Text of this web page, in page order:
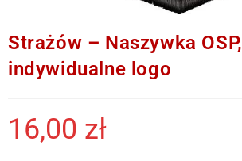
Strażów – Naszywka OSP,
indywidualne logo
16,00 zł